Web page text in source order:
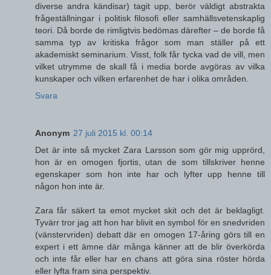
diverse andra kändisar) tagit upp, berör väldigt abstrakta
frågeställningar i politisk filosofi eller samhällsvetenskaplig
teori. Då borde de rimligtvis bedömas därefter – de borde få
samma typ av kritiska frågor som man ställer på ett
akademiskt seminarium. Visst, folk får tycka vad de vill, men
vilket utrymme de skall få i media borde avgöras av vilka
kunskaper och vilken erfarenhet de har i olika områden.
Svara
Anonym 27 juli 2015 kl. 00:14
Det är inte så mycket Zara Larsson som gör mig upprörd,
hon är en omogen fjortis, utan de som tillskriver henne
egenskaper som hon inte har och lyfter upp henne till
någon hon inte är.
Zara får säkert ta emot mycket skit och det är beklagligt.
Tyvärr tror jag att hon har blivit en symbol för en snedvriden
(vänstervriden) debatt där en omogen 17-åring görs till en
expert i ett ämne där många känner att de blir överkörda
och inte får eller har en chans att göra sina röster hörda
eller lyfta fram sina perspektiv.